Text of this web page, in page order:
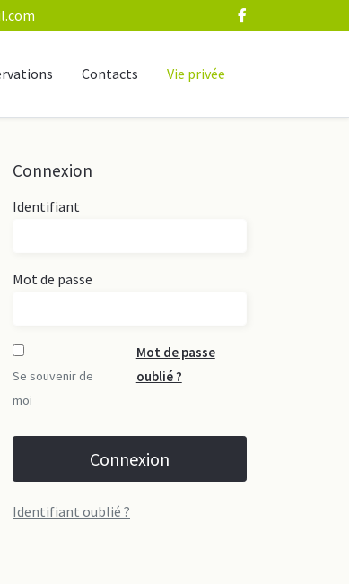
Contacts Vie privée
Connexion
Identifiant
Mot de passe
Se souvenir de
moi
Mot de passe
oublié ?
Connexion
Identifiant oublié ?